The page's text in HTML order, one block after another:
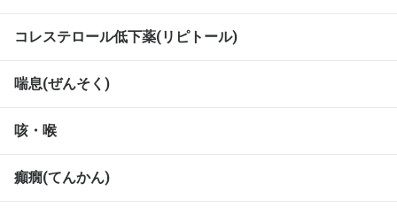
コレステロール低下薬(リピトール)
喘息(ぜんそく)
咳・喉
癲癇(てんかん)